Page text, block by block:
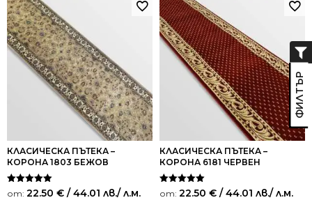
КЛАСИЧЕСКА ПЪТЕКА –
КОРОНА 1803 БЕЖОВ
Оценено на
5.00
от: 22.50 € / 44.01 лв./ л.м.
КЛАСИЧЕСКА ПЪТЕКА –
КОРОНА 6181 ЧЕРВЕН
Оценено на
5.00
от: 22.50 € / 44.01 лв./ л.м.